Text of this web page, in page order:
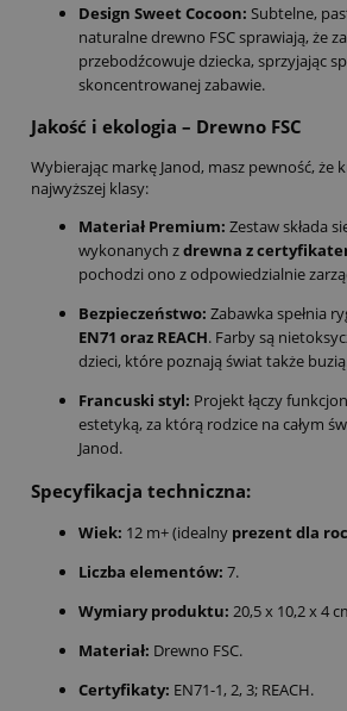
Design Sweet Cocoon: Subtelne,
naturalne drewno FSC sprawiają, że
przebodźcowuje dziecka, sprzyjając
skoncentrowanej zabawie.
Jakość i ekologia – Drewno FSC
Wybierając markę Janod, masz pewność, że
najwyższej klasy:
Materiał Premium: Zestaw składa
wykonanych zdrewna z
pochodzi ono z odpowiedzialnie
Bezpieczeństwo: Zabawka spełnia
EN71 oraz REACH. Farby są
dzieci, które poznają świat także
Francuski styl: Projekt łączy
estetyką, za którą rodzice na całym
Janod.
Specyfikacja techniczna:
Wiek: 12 m+ (idealny prezent dla
Liczba elementów: 7.
Wymiary produktu: 20,5 x 10,2 x 4
Materiał: Drewno FSC.
Certyfikaty: EN71-1, 2, 3; REACH.